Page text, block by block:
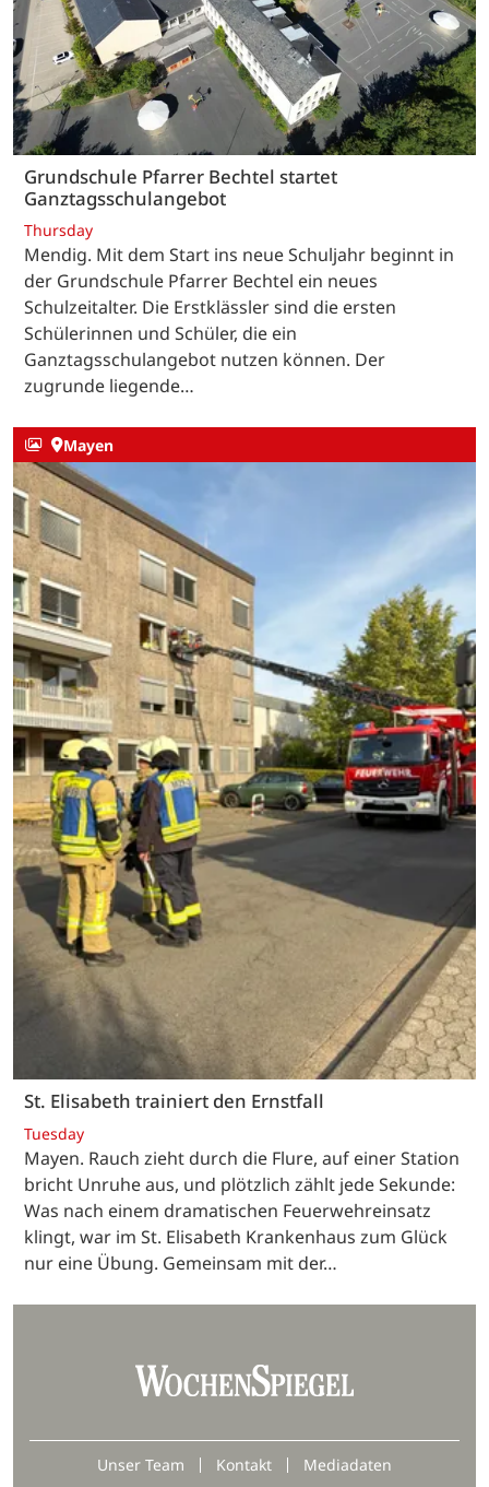
Grundschule Pfarrer Bechtel startet
Ganztagsschulangebot
Thursday
Mendig. Mit dem Start ins neue Schuljahr beginnt in
der Grundschule Pfarrer Bechtel ein neues
Schulzeitalter. Die Erstklässler sind die ersten
Schülerinnen und Schüler, die ein
Ganztagsschulangebot nutzen können. Der
zugrunde liegende…
Mayen
St. Elisabeth trainiert den Ernstfall
Tuesday
Mayen. Rauch zieht durch die Flure, auf einer Station
bricht Unruhe aus, und plötzlich zählt jede Sekunde:
Was nach einem dramatischen Feuerwehreinsatz
klingt, war im St. Elisabeth Krankenhaus zum Glück
nur eine Übung. Gemeinsam mit der…
Unser Team Kontakt
Mediadaten